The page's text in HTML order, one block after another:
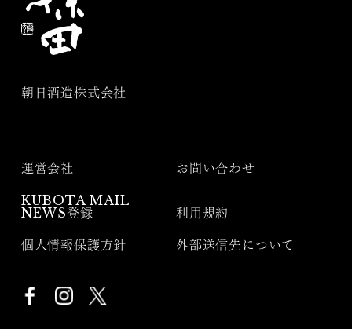
朝日酒造株式会社
運営会社 お問い合わせ
KUBOTA MAIL
NEWS登録
利用規約
個人情報保護方針 外部送信先について